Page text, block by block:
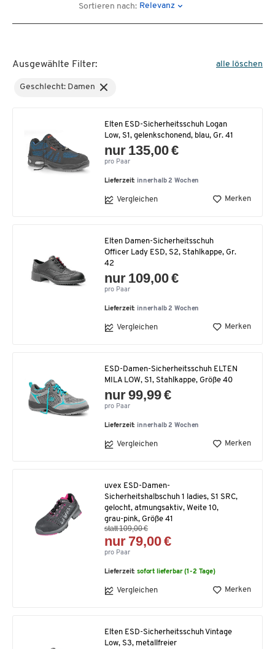
Sortieren nach: Relevanz
Ausgewählte Filter: alle löschen
Geschlecht: Damen
Elten ESD-Sicherheitsschuh Logan
Low, S1, gelenkschonend, blau, Gr. 41
nur 135,00 €
pro Paar
Lieferzeit: innerhalb 2 Wochen
Vergleichen Merken
Elten Damen-Sicherheitsschuh
Officer Lady ESD, S2, Stahlkappe, Gr.
42
nur 109,00 €
pro Paar
Lieferzeit: innerhalb 2 Wochen
Vergleichen Merken
ESD-Damen-Sicherheitsschuh ELTEN
MILA LOW, S1, Stahlkappe, Größe 40
nur 99,99 €
pro Paar
Lieferzeit: innerhalb 2 Wochen
Vergleichen Merken
uvex ESD-Damen-
Sicherheitshalbschuh 1 ladies, S1 SRC,
gelocht, atmungsaktiv, Weite 10,
grau-pink, Größe 41
statt 109,00 €
nur 79,00 €
pro Paar
Lieferzeit:sofort lieferbar (1-2 Tage)
Vergleichen Merken
Elten ESD-Sicherheitsschuh Vintage
Low, S3, metallfreier